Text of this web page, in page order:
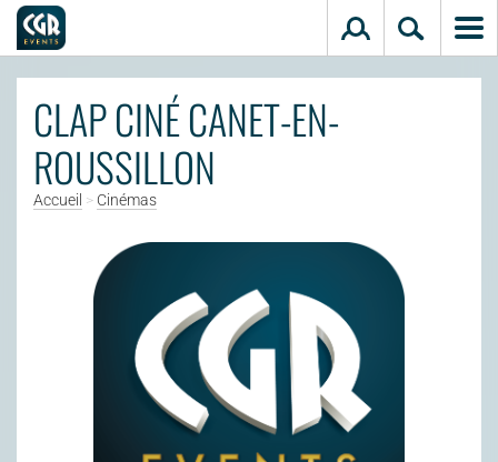
Aller au contenu principal
CLAP CINÉ CANET-EN-
ROUSSILLON
Accueil > Cinémas